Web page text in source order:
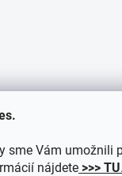
sme Vám
nájdete >>> TU